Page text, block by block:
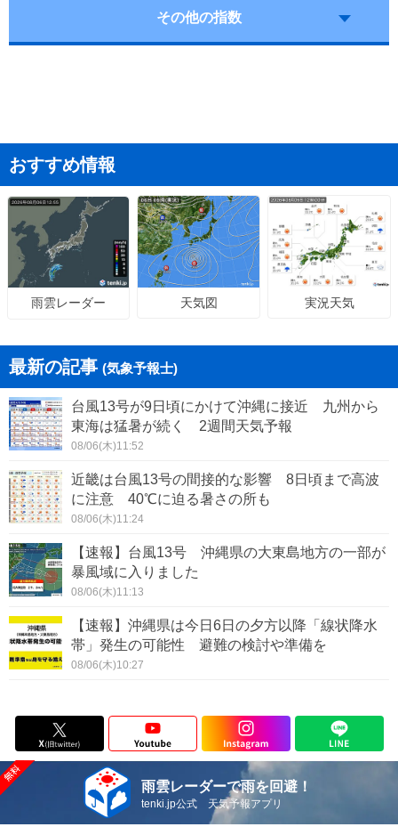
その他の指数
おすすめ情報
雨雲レーダー 天気図 実況天気
最新の記事 (気象予報士)
台風13号が9日頃にかけて沖縄に接近 九州から
東海は猛暑が続く 2週間天気予報
08/06(木)11:52
近畿は台風13号の間接的な影響 8日頃まで高波
に注意 40℃に迫る暑さの所も
08/06(木)11:24
【速報】台風13号 沖縄県の大東島地方の一部が
暴風域に入りました
08/06(木)11:13
【速報】沖縄県は今日6日の夕方以降「線状降水
帯」発生の可能性 避難の検討や準備を
08/06(木)10:27
雨雲レーダーで雨を回避！
tenki.jp公式 天気予報アプリ